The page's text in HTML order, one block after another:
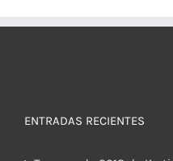
ENTRADAS RECIENTES